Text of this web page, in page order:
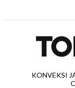
KONVEKSI